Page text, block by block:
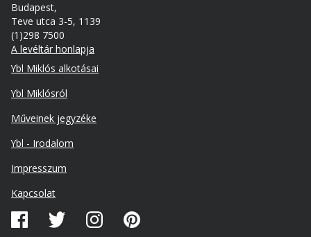
Budapest,
Teve utca 3-5, 1139
(1)298 7500
A levéltár honlapja
Footer
Ybl Miklós alkotásai
Ybl Miklósról
Műveinek jegyzéke
Ybl - Irodalom
Lábléc
másodlagos
Impresszum
Kapcsolat
Közösségi
média